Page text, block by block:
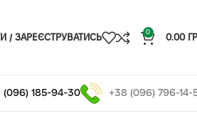
/ ЗАРЕЄСТРУВАТИСЬ
0
0.00
(096) 185-94-30 +38 (096) 796-14-